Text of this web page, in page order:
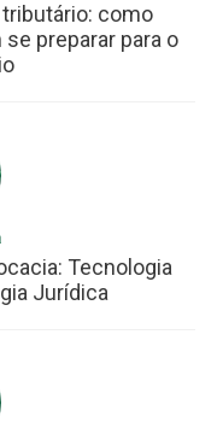
como
preparar para o
Tecnologia
Jurídica